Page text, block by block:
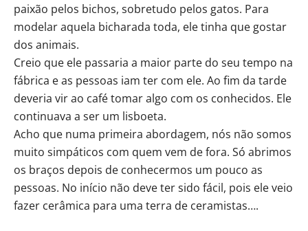
paixão pelos bichos, sobretudo pelos gatos. Para
modelar aquela bicharada toda, ele tinha que gostar
dos animais.
Creio que ele passaria a maior parte do seu tempo na
fábrica e as pessoas iam ter com ele. Ao fim da tarde
deveria vir ao café tomar algo com os conhecidos. Ele
continuava a ser um lisboeta.
Acho que numa primeira abordagem, nós não somos
muito simpáticos com quem vem de fora. Só abrimos
os braços depois de conhecermos um pouco as
pessoas. No início não deve ter sido fácil, pois ele veio
fazer cerâmica para uma terra de ceramistas….